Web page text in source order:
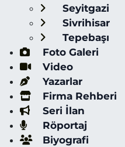
Seyitgazi
Sivrihisar
Tepebaşı
Foto Galeri
Video
Yazarlar
Firma Rehberi
Seri İlan
Röportaj
Biyografi